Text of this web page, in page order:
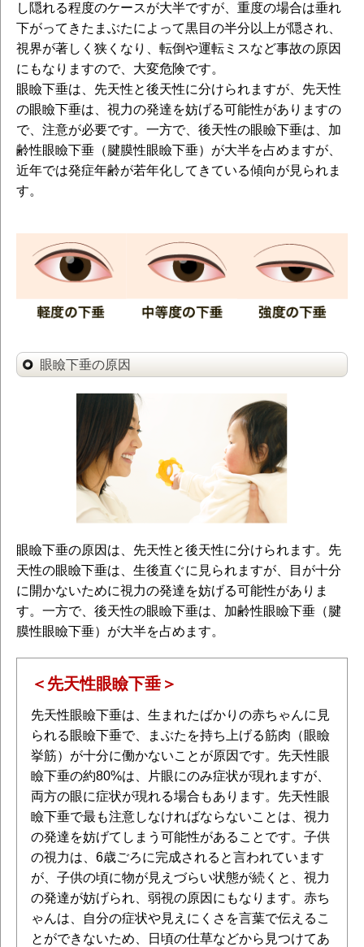
し隠れる程度のケースが大半ですが、重度の場合は垂れ
下がってきたまぶたによって黒目の半分以上が隠され、
視界が著しく狭くなり、転倒や運転ミスなど事故の原因
にもなりますので、大変危険です。
眼瞼下垂は、先天性と後天性に分けられますが、先天性
の眼瞼下垂は、視力の発達を妨げる可能性がありますの
で、注意が必要です。一方で、後天性の眼瞼下垂は、加
齢性眼瞼下垂（腱膜性眼瞼下垂）が大半を占めますが、
近年では発症年齢が若年化してきている傾向が見られま
す。
眼瞼下垂の原因
眼瞼下垂の原因は、先天性と後天性に分けられます。先
天性の眼瞼下垂は、生後直ぐに見られますが、目が十分
に開かないために視力の発達を妨げる可能性がありま
す。一方で、後天性の眼瞼下垂は、加齢性眼瞼下垂（腱
膜性眼瞼下垂）が大半を占めます。
＜先天性眼瞼下垂＞
先天性眼瞼下垂は、生まれたばかりの赤ちゃんに見
られる眼瞼下垂で、まぶたを持ち上げる筋肉（眼瞼
挙筋）が十分に働かないことが原因です。先天性眼
瞼下垂の約80%は、片眼にのみ症状が現れますが、
両方の眼に症状が現れる場合もあります。先天性眼
瞼下垂で最も注意しなければならないことは、視力
の発達を妨げてしまう可能性があることです。子供
の視力は、6歳ごろに完成されると言われています
が、子供の頃に物が見えづらい状態が続くと、視力
の発達が妨げられ、弱視の原因にもなります。赤ち
ゃんは、自分の症状や見えにくさを言葉で伝えるこ
とができないため、日頃の仕草などから見つけてあ